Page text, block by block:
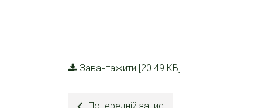
Завантажити [20.49 KB]